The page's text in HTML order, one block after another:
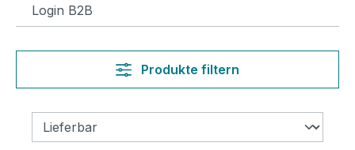
Login B2B
Produkte filtern